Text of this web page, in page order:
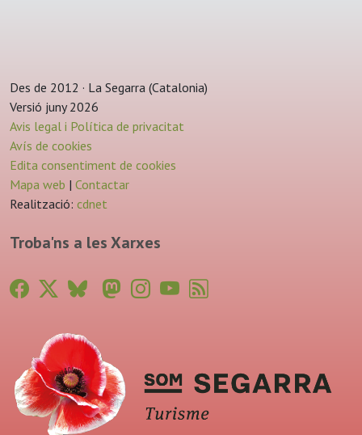
Des de 2012 · La Segarra (Catalonia)
Versió juny 2026
Avis legal i Política de privacitat
Avís de cookies
Edita consentiment de cookies
Mapa web | Contactar
Realització: cdnet
Troba'ns a les Xarxes